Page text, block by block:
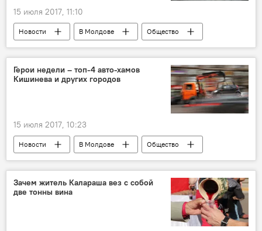
15 июля 2017, 11:10
Новости В Молдове
Общество
Республика Молдова
Румыния
Пограничная полиция
угрозы
заседание
незаконная миграция
Герои недели – топ-4 авто-хамов
Кишинева и других городов
15 июля 2017, 10:23
Новости В Молдове
Общество
Происшествия
Республика Молдова
ПДД
парковки
Зачем житель Калараша вез с собой
две тонны вина